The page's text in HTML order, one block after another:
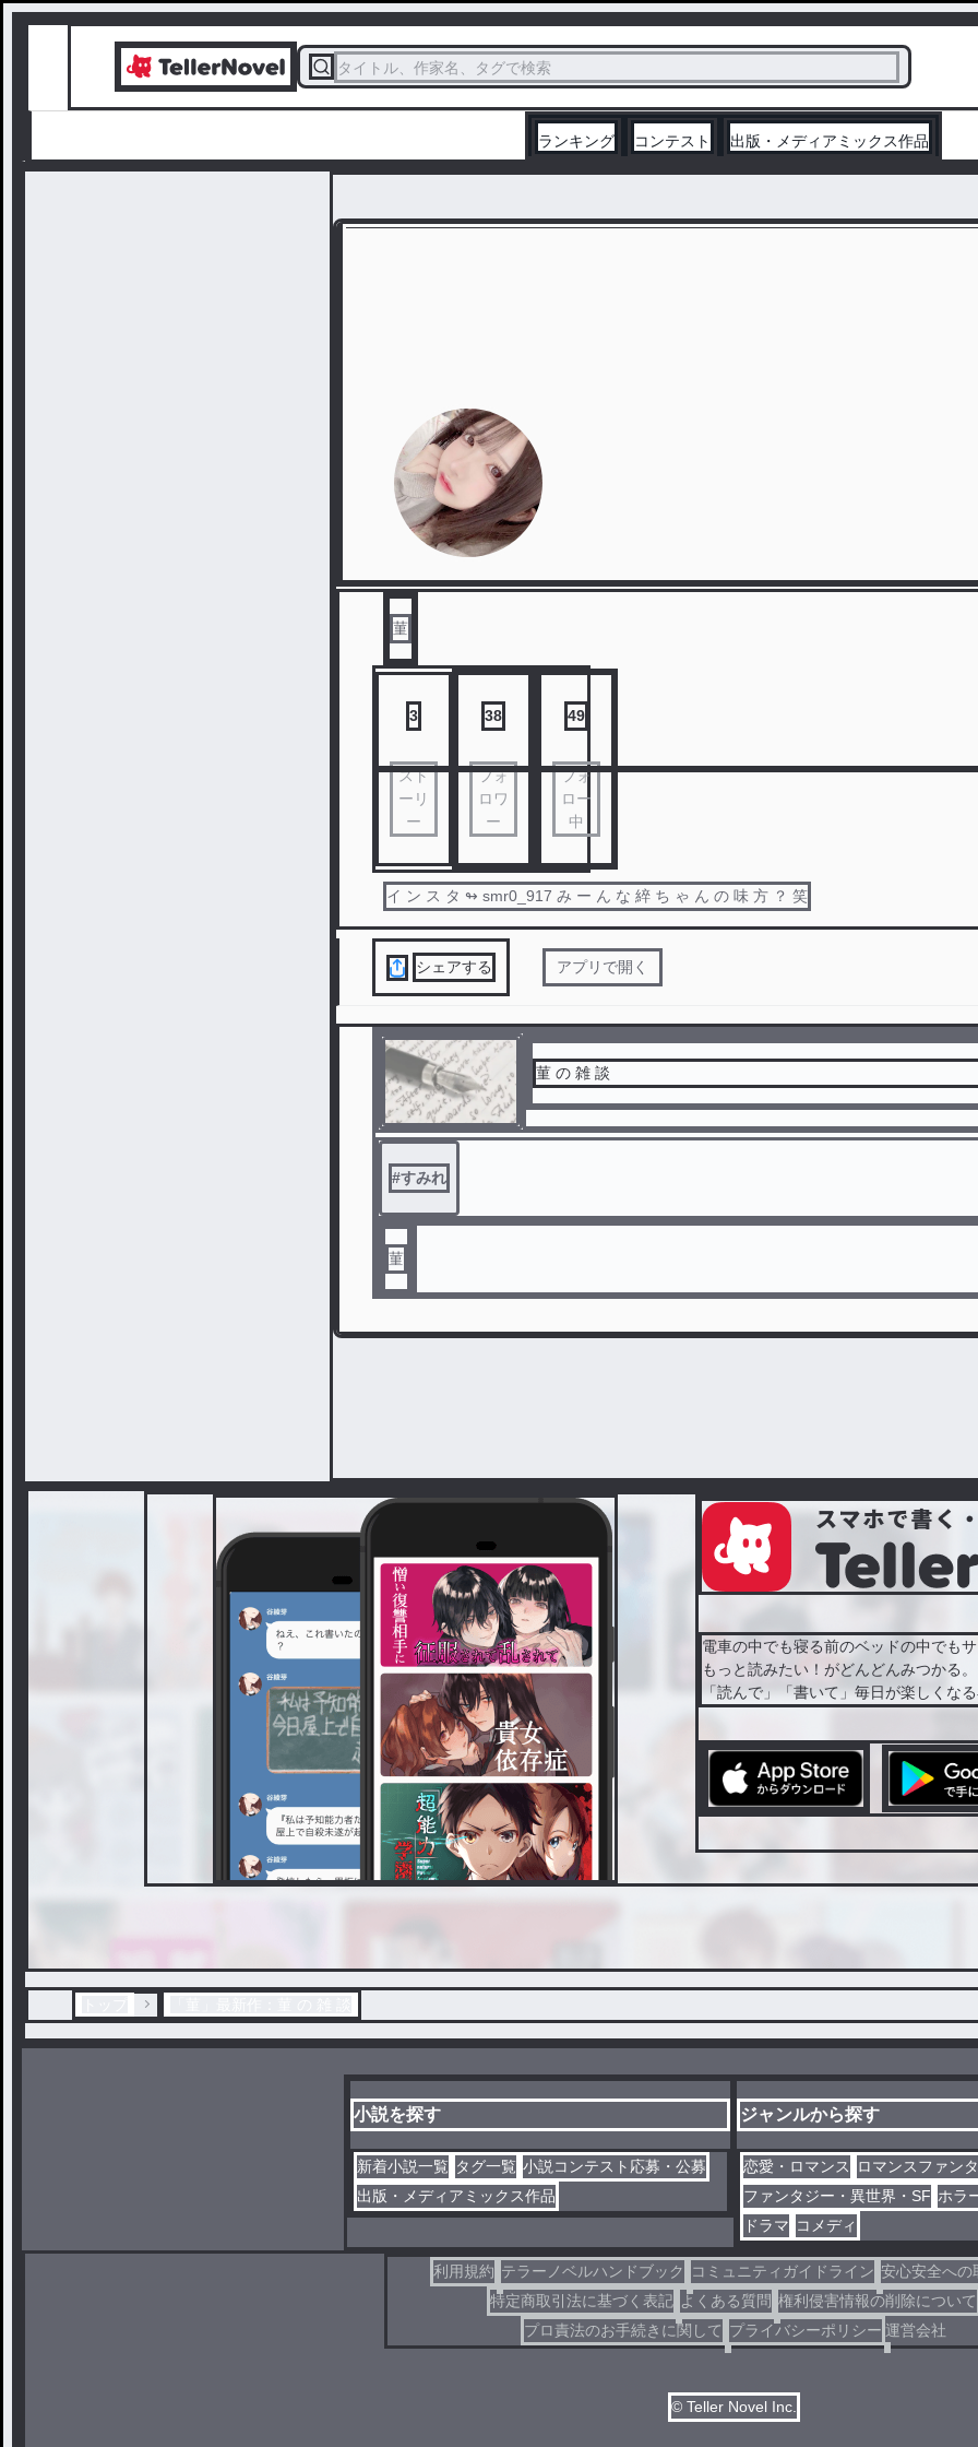
タイトル、作家名、タグで検索
ランキング コンテスト 出版・メディアミックス作品
菫
3
スト
ーリ
ー
38
フォ
ロワ
ー
49
フォ
ロー
中
イ ン ス タ ↬ smr0_917 み ー ん な 綷 ち ゃ ん の 味 方 ？ 笑
シェアする アプリで開く
菫 の 雑 談
#すみれ
菫
電車の中でも寝る前のベッドの中でも
もっと読みたい！がどんどんみつかる。
「読んで」「書いて」毎日が楽しくな
小説を探す
新着小説一覧 タグ一覧 小説コンテスト応募・公募
出版・メディアミックス作品
ジャンルから探す
恋愛・ロマンス
ロマンスファン
ファンタジー・異世界・SF ホラ
ドラマ コメディ
利用規約 テラーノベルハンドブック コミュニティガイドライン 安心安全への
特定商取引法に基づく表記 よくある質問 権利侵害情報の削除について
プロ責法のお手続きに関して プライバシーポリシー 運営会社
© Teller Novel Inc.